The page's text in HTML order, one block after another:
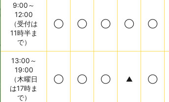
9:00～
12:00
（受付は
11時半ま
で）
◯ ◯ ◯ ◯ ◯
13:00～
19:00
（木曜日
は17時ま
で）
◯ ◯ ◯ ▲ ◯